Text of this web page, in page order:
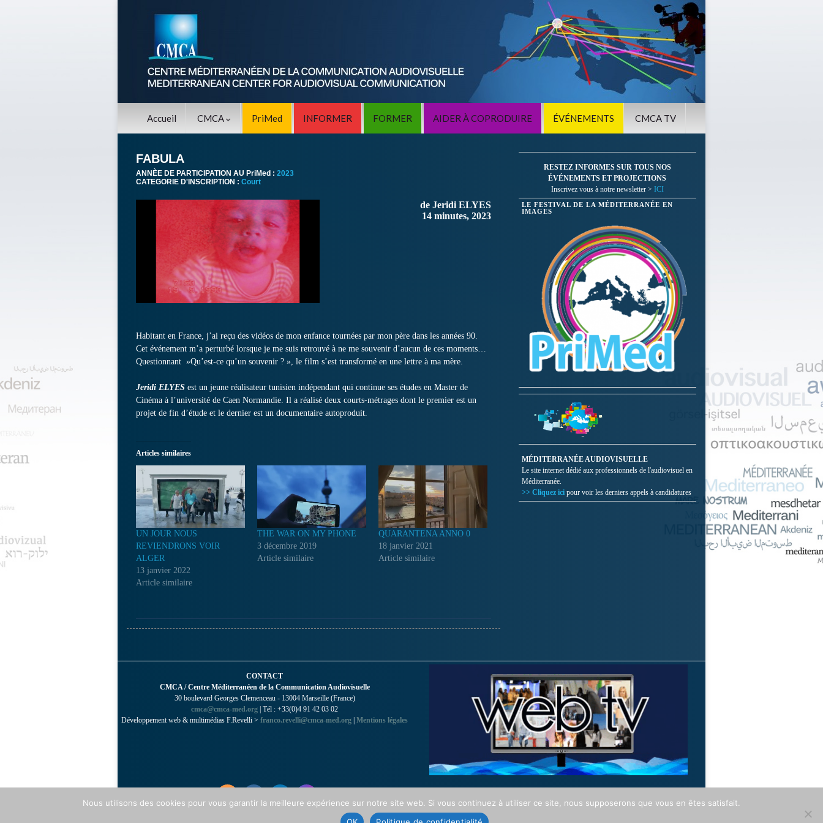
Accueil CMCA PriMed INFORMER FORMER AIDER À COPRODUIRE ÉVÉNEMENTS CMCA TV
FABULA
ANNÈE DE PARTICIPATION AU PriMed : 2023
CATEGORIE D'INSCRIPTION : Court
de Jeridi ELYES
14 minutes, 2023
Habitant en France, j’ai reçu des vidéos de mon enfance tournées par mon père dans les années 90.
Cet événement m’a perturbé lorsque je me suis retrouvé à ne me souvenir d’aucun de ces moments…
Questionnant »Qu’est-ce qu’un souvenir ? », le film s’est transformé en une lettre à ma mère.
Jeridi ELYES est un jeune réalisateur tunisien indépendant qui continue ses études en Master de
Cinéma à l’université de Caen Normandie. Il a réalisé deux courts-métrages dont le premier est un
projet de fin d’étude et le dernier est un documentaire autoproduit.
Articles similaires
UN JOUR NOUS
REVIENDRONS VOIR
ALGER
13 janvier 2022
Article similaire
THE WAR ON MY PHONE
3 décembre 2019
Article similaire
QUARANTENA ANNO 0
18 janvier 2021
Article similaire
RESTEZ INFORMES SUR TOUS NOS
ÉVÉNEMENTS ET PROJECTIONS
Inscrivez vous à notre newsletter > ICI
LE FESTIVAL DE LA MÉDITERRANÉE EN
IMAGES
MÉDITERRANÉE AUDIOVISUELLE
Le site internet dédié aux professionnels de l'audiovisuel en
Méditerranée.
>> Cliquez ici pour voir les derniers appels à candidatures
CONTACT
CMCA / Centre Méditerranéen de la Communication Audiovisuelle
30 boulevard Georges Clemenceau - 13004 Marseille (France)
cmca@cmca-med.org | Tél : +33(0)4 91 42 03 02
Développement web & multimédias F.Revelli > franco.revelli@cmca-med.org | Mentions légales
Nous utilisons des cookies pour vous garantir la meilleure expérience sur notre site web. Si vous continuez à utiliser ce site, nous supposerons que vous en êtes satisfait.